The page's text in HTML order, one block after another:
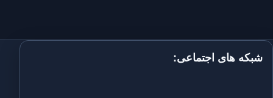
شبکه های اجتماعی: